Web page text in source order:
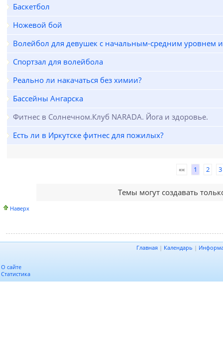
Баскетбол
Ножевой бой
Волейбол для девушек с начальным-средним уровнем
Спортзал для волейбола
Реально ли накачаться без химии?
Бассейны Ангарска
Фитнес в Солнечном.Клуб NARADA. Йога и здоровье.
Есть ли в Иркутске фитнес для пожилых?
«« 1 2 3
Темы могут создавать
Наверх
Главная | Календарь |
О сайте
Статистика